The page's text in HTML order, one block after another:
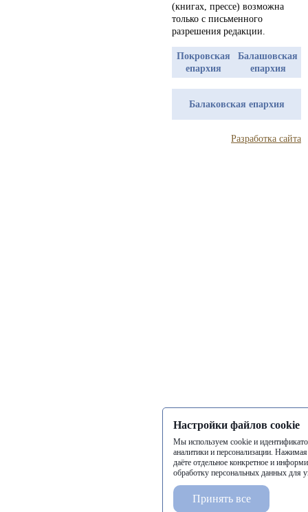
(книгах, прессе) возможна
только с письменного
разрешения редакции.
Покровская
епархия
Балашовская
епархия
Балаковская епархия
Разработка сайта
Настройки файлов cookie
Мы используем cookie и
аналитики и персонализации.
даёте отдельное конкретное и
обработку персональных данных для
Принять все